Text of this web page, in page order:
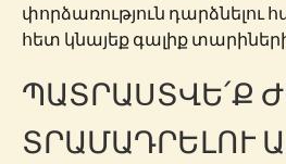
փորձառություն դարձնելու
հետ կնայեք գալիք
ՊԱՏՐԱՍՏՎԵ՛Ք
ՏՐԱՄԱԴՐԵԼՈՒ